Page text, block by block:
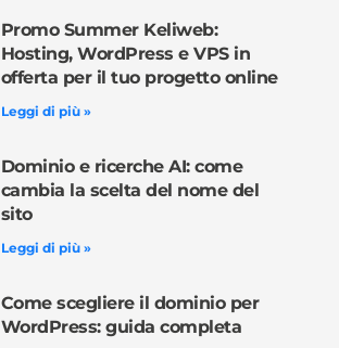
Promo Summer Keliweb:
Hosting, WordPress e VPS in
offerta per il tuo progetto online
Leggi di più »
Dominio e ricerche AI: come
cambia la scelta del nome del
sito
Leggi di più »
Come scegliere il dominio per
WordPress: guida completa